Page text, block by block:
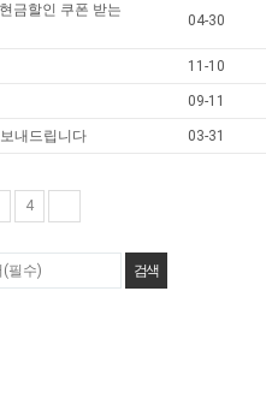
금할인 쿠폰 받는
04-30
11-10
09-11
내드립니다 03-31
4